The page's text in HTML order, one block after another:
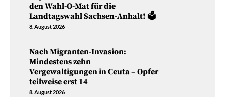
den Wahl-O-Mat für die
Landtagswahl Sachsen-Anhalt! 🗳️
8. August 2026
Nach Migranten-Invasion:
Mindestens zehn
Vergewaltigungen in Ceuta – Opfer
teilweise erst 14
8. August 2026